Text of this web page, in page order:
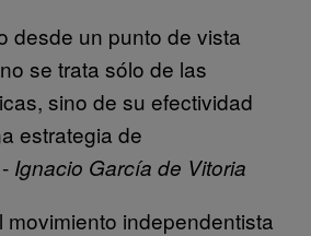
desde un punto de vista
se trata sólo de las
sino de su efectividad
estrategia de
Ignacio García de Vitoria
movimiento independentista